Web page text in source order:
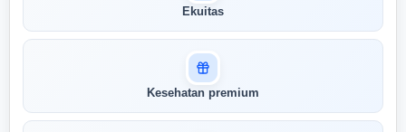
Ekuitas
Kesehatan premium